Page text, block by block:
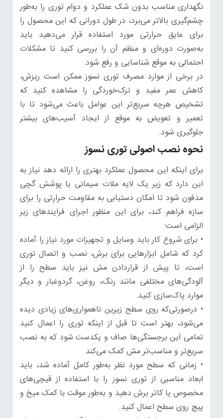
نگهداری مناسب بدون شک عملکرد و دوام توری را به‌طور
چشم‌گیری بالاتر می‌برد، در طول دورانی که این محصول را
برای عایق حرارتی مورد استفاده قرار می‌دهید باید
به‌صورت دوره‌ای و منظم آن را بررسی کنید تا مشکلات
احتمالی به موقع شناسایی و رفع شود.
در برخی از موارد مصرف توری نسوز ممکن است ریزش،
کاهش عمر مفید و ترک‌خوردگی را مشاهده کنید که
تشخیص هرچه سریع‌تر این عوامل باعث می‌شود تا با
تعمیر و تعویض به موقع از ایجاد آسیب‌های بیشتر
جلوگیری شود.
نحوه نصب اصولی توری نسوز
برای اینکه این محصول عملکرد بهتری را ارائه دهد نیاز به
این دارد که زیر یک لایه ملات سیمانی یا پوشش گچی
مدفون شود تا امکان دستیابی به مقاومت حرارتی را برای
سازه فراهم کند، برای این منظور اجرای فرایندهای زیر
الزامی است:
• برای شروع کار باید وسایل و تجهیزات مورد نیاز را آماده
کرد که شامل ابزارهایی برای برش، نصب و اتصال توری
است، تا پیش از قراردادن مش نیز باید سطح را از
آلودگی‌های مختلفی مانند رنگ، روغن، گردوغبار و دیگر
موارد پاک‌سازی کنید.
• درصورتی‌که روی سطح زیرین ناهمواری‌های زیادی دیده
می‌شود، بهتر است تا قبل از اینکه توری را اعمال کنید
تمامی این برجستگی‌ها صاف و یکدست شود که به نصب
سریع‌تر و مناسب‌تر مش کمک می‌کند.
• زمانی که سطح مورد نظر به‌طور کامل آماده شد، باید
ابعاد مناسبی از توری نسوز را با استفاده از قیچی‌های
مخصوص یا کاتر برش دهید و به‌طور موقت با کمک میخ و
پیچ روی سطح اعمال کنید.